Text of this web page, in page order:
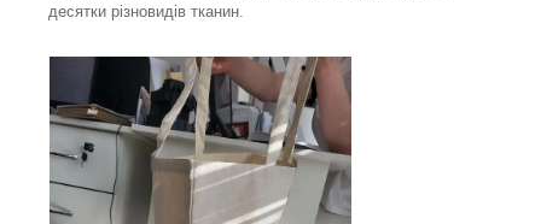
десятки різновидів тканин.